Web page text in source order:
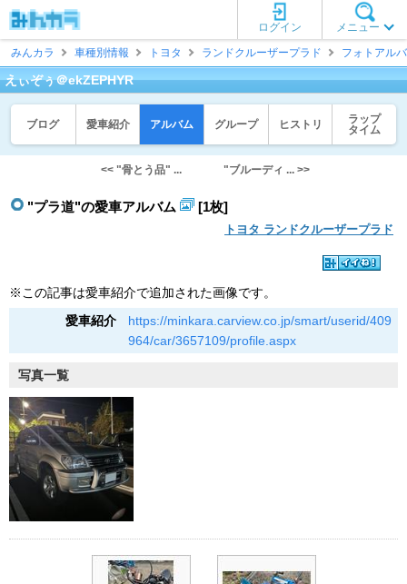
メニュー
ログイン
みんカラ
車種別情報 トヨタ ランドクルーザープラド フォトアル
えぃぞぅ＠ekZEPHYR
ブログ 愛車紹介 アルバム グループ ヒストリ
ラップ
タイム
<< "骨とう品" ... "ブルーディ ... >>
"プラ道"の愛車アルバム [1枚]
トヨタ ランドクルーザープラド
※この記事は愛車紹介で追加された画像です。
愛車紹介
https://minkara.carview.co.jp/smart/userid/409
964/car/3657109/profile.aspx
写真一覧